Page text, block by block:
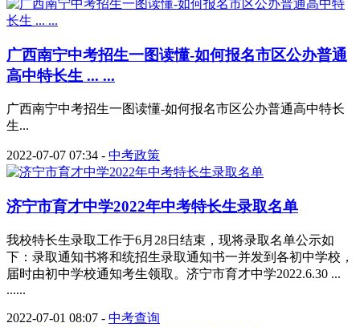
广西南宁中考招生一图读懂-如何报名市区公办普通
高中特长生 ... ...
广西南宁中考招生一图读懂-如何报名市区公办普通高中特长
生...
2022-07-07 07:34 - 中考政策
济宁市育才中学2022年中考特长生录取名单
我校特长生录取工作于6月28日结束，现将录取名单公示如
下：录取通知书将和统招生录取通知书一并发到各初中学校，
届时由初中学校通知考生领取。济宁市育才中学2022.6.30 ...
......
2022-07-01 08:07 - 中考查询